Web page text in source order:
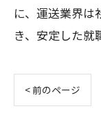
に、運送業界は
き、安定した就
< 前のページ